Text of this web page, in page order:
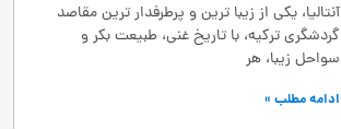
آنتالیا، یکی از زیبا ترین و پرطرفدار ترین مقاصد
گردشگری ترکیه، با تاریخ غنی، طبیعت بکر و
سواحل زیبا، هر
ادامه مطلب »